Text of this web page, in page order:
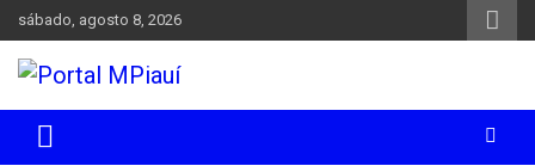
Skip
to
content
sábado, agosto 8, 2026
Portal MPiauí
Parnaíba